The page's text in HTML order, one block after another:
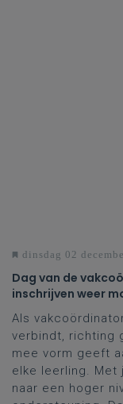
dinsdag 02
Dag van de
inschrijven weer
Als
verbindt, richting
mee vorm geeft
elke leerling. Met
naar een hoger